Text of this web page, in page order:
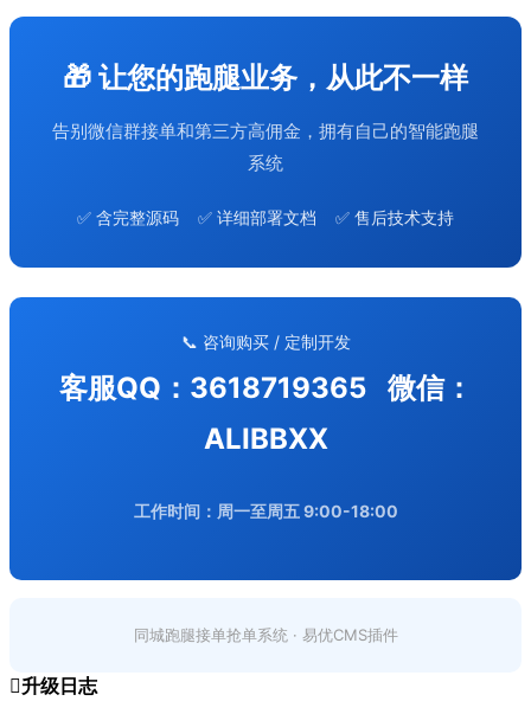
🎁 让您的跑腿业务，从此不一样
告别微信群接单和第三方高佣金，拥有自己的智能跑腿
系统
✅ 含完整源码 ✅ 详细部署文档 ✅ 售后技术支持
📞 咨询购买 / 定制开发
客服QQ：3618719365 微信：
ALIBBXX
工作时间：周一至周五 9:00-18:00
同城跑腿接单抢单系统 · 易优CMS插件
升级日志